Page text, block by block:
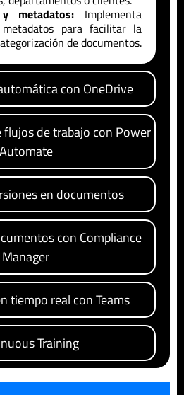
con OneDrive
de trabajo con Power
Automate
en documentos
con Compliance
Manager
tiempo real con Teams
Training
metadatos: Implementa
para facilitar la
de documentos.